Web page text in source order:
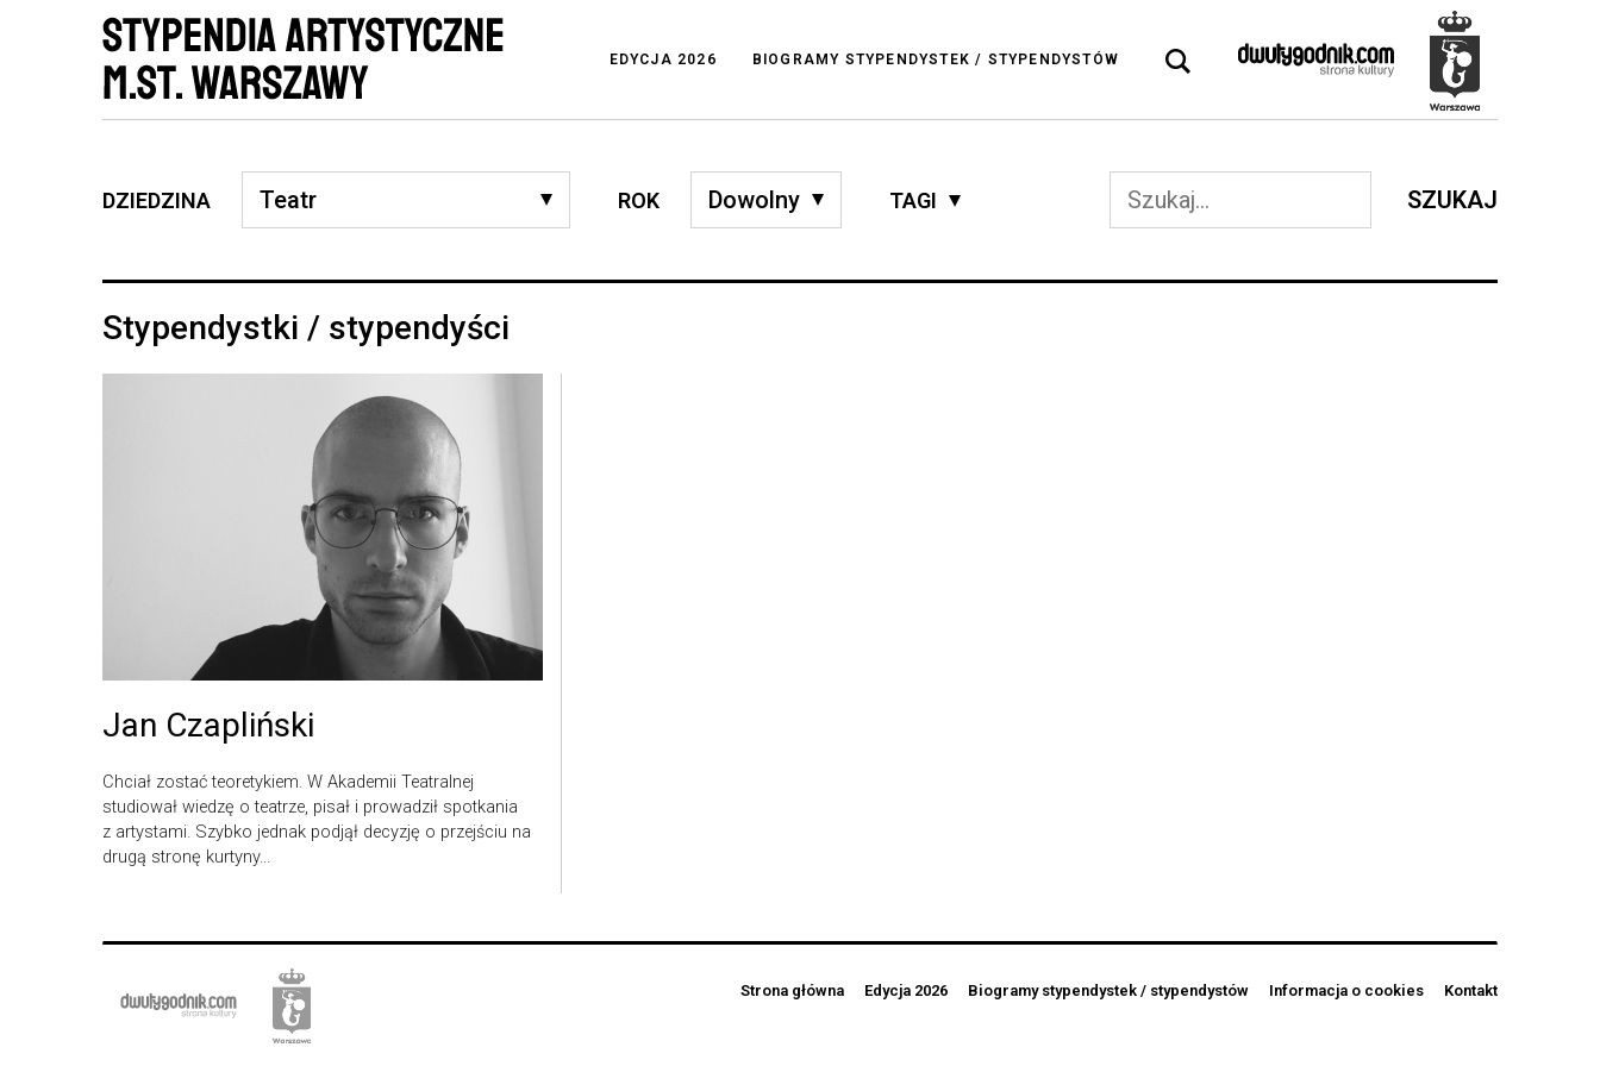
EDYCJA 2026 BIOGRAMY STYPENDYSTEK / STYPENDYSTÓW
DZIEDZINA ROK TAGI SZUKAJ
Stypendystki / stypendyści
Jan Czapliński
Chciał zostać teoretykiem. W Akademii Teatralnej
studiował wiedzę o teatrze, pisał i prowadził spotkania
z artystami. Szybko jednak podjął decyzję o przejściu na
drugą stronę kurtyny...
Strona główna Edycja 2026 Biogramy stypendystek / stypendystów Informacja o cookies Kontakt